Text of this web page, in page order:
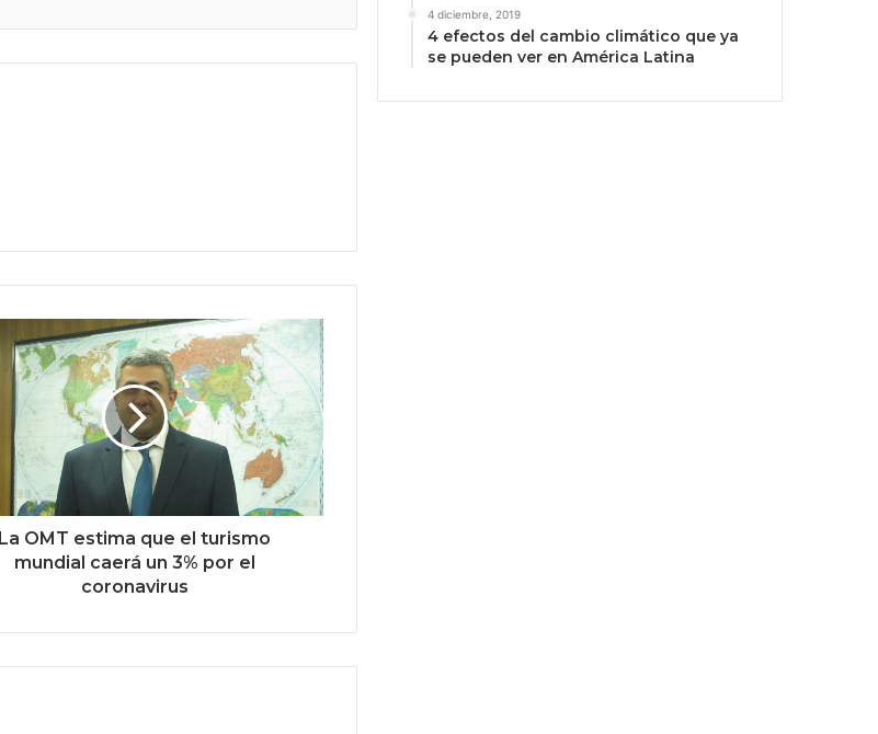
La OMT estima que el turismo
mundial caerá un 3% por el
coronavirus
4 diciembre, 2019
4 efectos del cambio climático que ya
se pueden ver en América Latina